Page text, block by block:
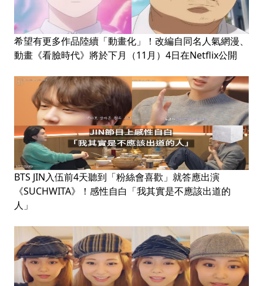
希望有更多作品陸續「動畫化」！改編自同名人氣網漫、
動畫《看臉時代》將於下月（11月）4日在Netflix公開
BTS JIN入伍前4天聽到「粉絲會喜歡」就答應出演
《SUCHWITA》！感性自白「我其實是不應該出道的
人」